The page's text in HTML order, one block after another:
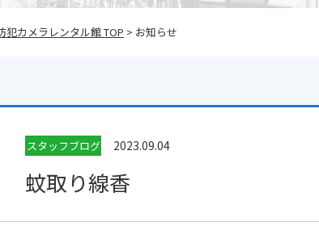
カメラレンタル館 TOP > お知らせ
スタッフブログ 2023.09.04
蚊取り線香